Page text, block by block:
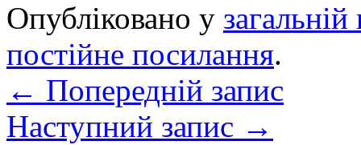
Опубліковано у загальній
постійне посилання.
← Попередній запис
Наступний запис →